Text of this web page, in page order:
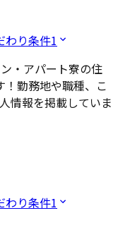
わり条件1
・アパート寮の住
！勤務地や職種、こ
情報を掲載していま
わり条件1